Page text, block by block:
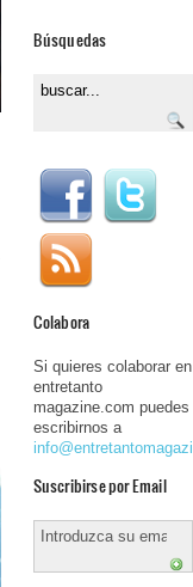
Búsquedas
Colabora
Si quieres colaborar en
entretanto
magazine.com puedes
escribirnos a
Suscribirse por Email